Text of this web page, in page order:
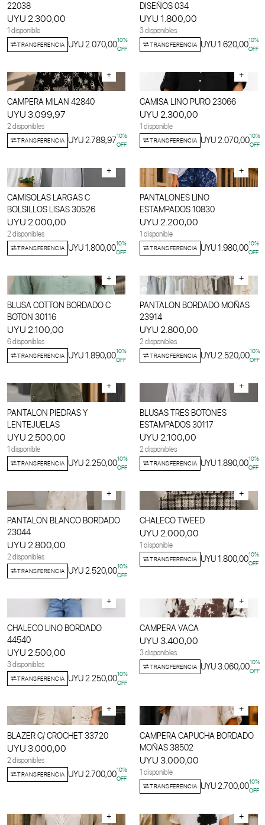
22038
UYU 2.300,00
1 disponible
TRANSFERENCIA UYU 2.070,0010%
OFF
DISEÑOS 034
UYU 1.800,00
3 disponibles
TRANSFERENCIA UYU 1.620,0010%
OFF
+
CAMPERA MILAN 42840
UYU 3.099,97
2 disponibles
TRANSFERENCIA UYU 2.789,9710%
OFF
+
CAMISA LINO PURO 23066
UYU 2.300,00
1 disponible
TRANSFERENCIA UYU 2.070,0010%
OFF
+
CAMISOLAS LARGAS C
BOLSILLOS LISAS 30526
UYU 2.000,00
2 disponibles
TRANSFERENCIA UYU 1.800,0010%
OFF
+
PANTALONES LINO
ESTAMPADOS 10830
UYU 2.200,00
1 disponible
TRANSFERENCIA UYU 1.980,0010%
OFF
+
BLUSA COTTON BORDADO C
BOTON 30116
UYU 2.100,00
6 disponibles
TRANSFERENCIA UYU 1.890,0010%
OFF
+
PANTALON BORDADO MOÑAS
23914
UYU 2.800,00
2 disponibles
TRANSFERENCIA UYU 2.520,0010%
OFF
+
PANTALON PIEDRAS Y
LENTEJUELAS
UYU 2.500,00
1 disponible
TRANSFERENCIA UYU 2.250,0010%
OFF
+
BLUSAS TRES BOTONES
ESTAMPADOS 30117
UYU 2.100,00
2 disponibles
TRANSFERENCIA UYU 1.890,0010%
OFF
+
PANTALON BLANCO BORDADO
23044
UYU 2.800,00
2 disponibles
TRANSFERENCIA UYU 2.520,0010%
OFF
+
CHALECO TWEED
UYU 2.000,00
1 disponible
TRANSFERENCIA UYU 1.800,0010%
OFF
+
CHALECO LINO BORDADO
44540
UYU 2.500,00
3 disponibles
TRANSFERENCIA UYU 2.250,0010%
OFF
+
CAMPERA VACA
UYU 3.400,00
3 disponibles
TRANSFERENCIA UYU 3.060,0010%
OFF
+
BLAZER C/ CROCHET 33720
UYU 3.000,00
2 disponibles
TRANSFERENCIA UYU 2.700,0010%
OFF
+
CAMPERA CAPUCHA BORDADO
MOÑAS 38502
UYU 3.000,00
1 disponible
TRANSFERENCIA UYU 2.700,0010%
OFF
+ +